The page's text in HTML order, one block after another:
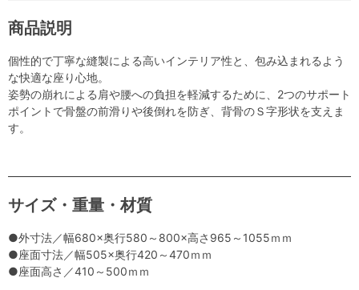
商品説明
個性的で丁寧な縫製による高いインテリア性と、包み込まれるよう
な快適な座り心地。
姿勢の崩れによる肩や腰への負担を軽減するために、2つのサポート
ポイントで骨盤の前滑りや後倒れを防ぎ、背骨のＳ字形状を支えま
す。
サイズ・重量・材質
●外寸法／幅680×奥行580～800×高さ965～1055ｍｍ
●座面寸法／幅505×奥行420～470ｍｍ
●座面高さ／410～500ｍｍ